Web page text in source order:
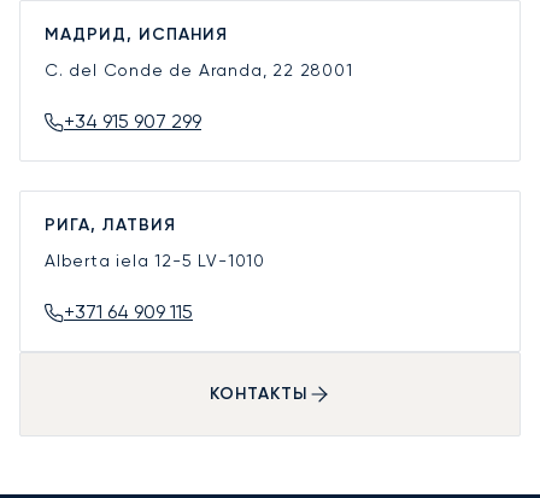
МАДРИД, ИСПАНИЯ
C. del Conde de Aranda, 22 28001
+34 915 907 299
РИГА, ЛАТВИЯ
Alberta iela 12-5 LV-1010
+371 64 909 115
КОНТАКТЫ